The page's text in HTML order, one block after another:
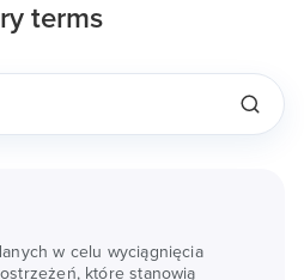
terms
w celu wyciągnięcia
które stanowią